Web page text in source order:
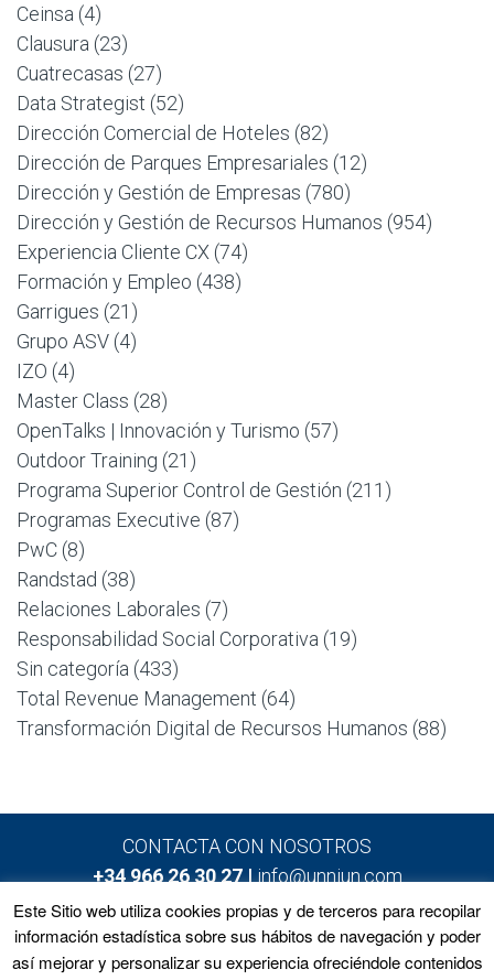
Ceinsa (4)
Clausura (23)
Cuatrecasas (27)
Data Strategist (52)
Dirección Comercial de Hoteles (82)
Dirección de Parques Empresariales (12)
Dirección y Gestión de Empresas (780)
Dirección y Gestión de Recursos Humanos (954)
Experiencia Cliente CX (74)
Formación y Empleo (438)
Garrigues (21)
Grupo ASV (4)
IZO (4)
Master Class (28)
OpenTalks | Innovación y Turismo (57)
Outdoor Training (21)
Programa Superior Control de Gestión (211)
Programas Executive (87)
PwC (8)
Randstad (38)
Relaciones Laborales (7)
Responsabilidad Social Corporativa (19)
Sin categoría (433)
Total Revenue Management (64)
Transformación Digital de Recursos Humanos (88)
Este Sitio web utiliza cookies propias y de terceros para recopilar
información estadística sobre sus hábitos de navegación y poder
así mejorar y personalizar su experiencia ofreciéndole contenidos
CONTACTA CON NOSOTROS
+34 966 26 30 27 |info@unniun.com
Home Programas Equipo
Noticias